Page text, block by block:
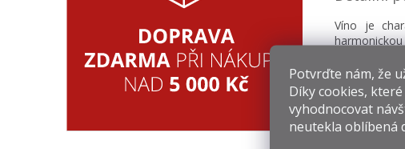
Potvrďte nám​​, že
Díky cookies, které
vyhodnocovat
neutekla oblíbená
Víno je